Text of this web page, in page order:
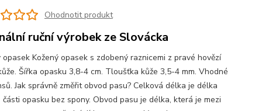
Ohodnotit produkt
ruční výrobek ze Slovácka
opasek Kožený opasek s zdobený raznicemi z pravé hovězí
Šířka opasku 3,8-4 cm. Tloušťka kůže 3,5-4 mm. Vhodné
Jak správně změřit obvod pasu? Celková délka je délka
části opasku bez spony. Obvod pasu je délka, která je mezi